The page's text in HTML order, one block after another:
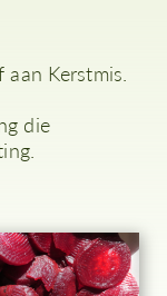
Kerstmis.
die